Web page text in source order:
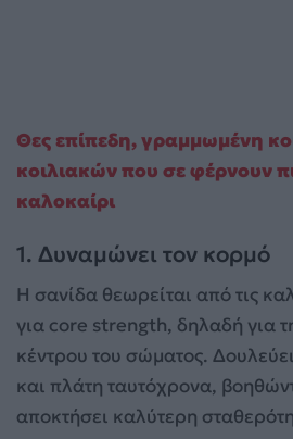
Θες επίπεδη, γραμμωμένη
κοιλιακών που σε φέρνουν
καλοκαίρι
1. Δυναμώνει τον κορμό
Η σανίδα θεωρείται από τις
για core strength, δηλαδή για
κέντρου του σώματος.
και πλάτη ταυτόχρονα,
αποκτήσει καλύτερη